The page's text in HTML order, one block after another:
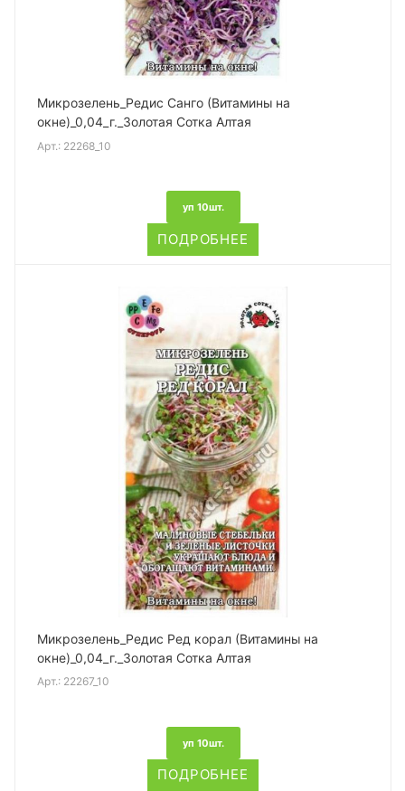
Микрозелень_Редис Санго (Витамины на
окне)_0,04_г._Золотая Сотка Алтая
Арт.: 22268_10
уп 10шт.
ПОДРОБНЕЕ
Микрозелень_Редис Ред корал (Витамины на
окне)_0,04_г._Золотая Сотка Алтая
Арт.: 22267_10
уп 10шт.
ПОДРОБНЕЕ